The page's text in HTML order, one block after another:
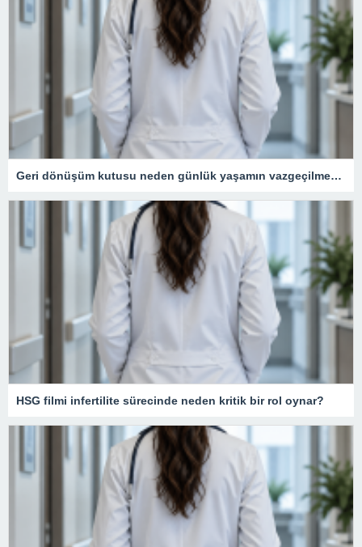
Geri dönüşüm kutusu neden günlük yaşamın vazgeçilmezidir?
HSG filmi infertilite sürecinde neden kritik bir rol oynar?